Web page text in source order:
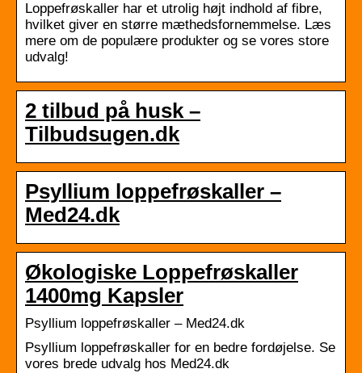
Loppefrøskaller har et utrolig højt indhold af fibre,
hvilket giver en større mæthedsfornemmelse. Læs
mere om de populære produkter og se vores store
udvalg!
2 tilbud på husk –
Tilbudsugen.dk
Psyllium loppefrøskaller –
Med24.dk
Økologiske Loppefrøskaller
1400mg Kapsler
Psyllium loppefrøskaller – Med24.dk
Psyllium loppefrøskaller for en bedre fordøjelse. Se
vores brede udvalg hos Med24.dk